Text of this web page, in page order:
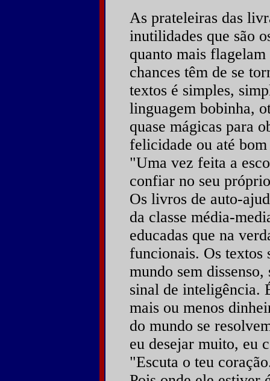
As prateleiras das
inutilidades que são
quanto mais
chances têm de se
textos é simples,
linguagem bobinha,
quase mágicas para
felicidade ou até bom
"Uma vez feita a
confiar no seu
Os livros de auto-
da classe média-
educadas que na
funcionais. Os textos
mundo sem
sinal de inteligência.
mais ou menos
do mundo se
eu desejar muito, eu
"Escuta o teu